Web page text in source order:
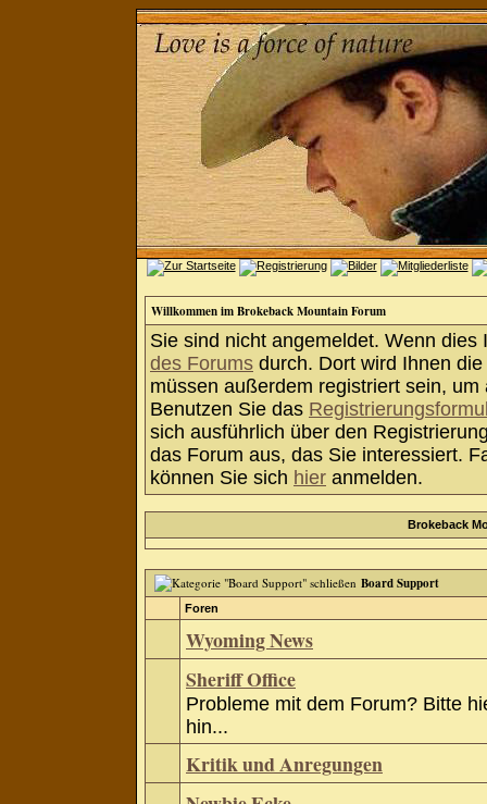
Willkommen im Brokeback Mountain Forum
Sie sind nicht angemeldet. Wenn
des Forums durch. Dort wird Ihnen
müssen außerdem registriert sein,
Benutzen Sie das
sich ausführlich über den
das Forum aus, das Sie interessiert.
können Sie sich hier anmelden.
Brokeback
Board Support
Foren
Wyoming News
Sheriff Office
Probleme mit dem Forum? Bitte
hin...
Kritik und Anregungen